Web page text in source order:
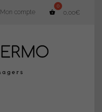
Mon compte 0,00€